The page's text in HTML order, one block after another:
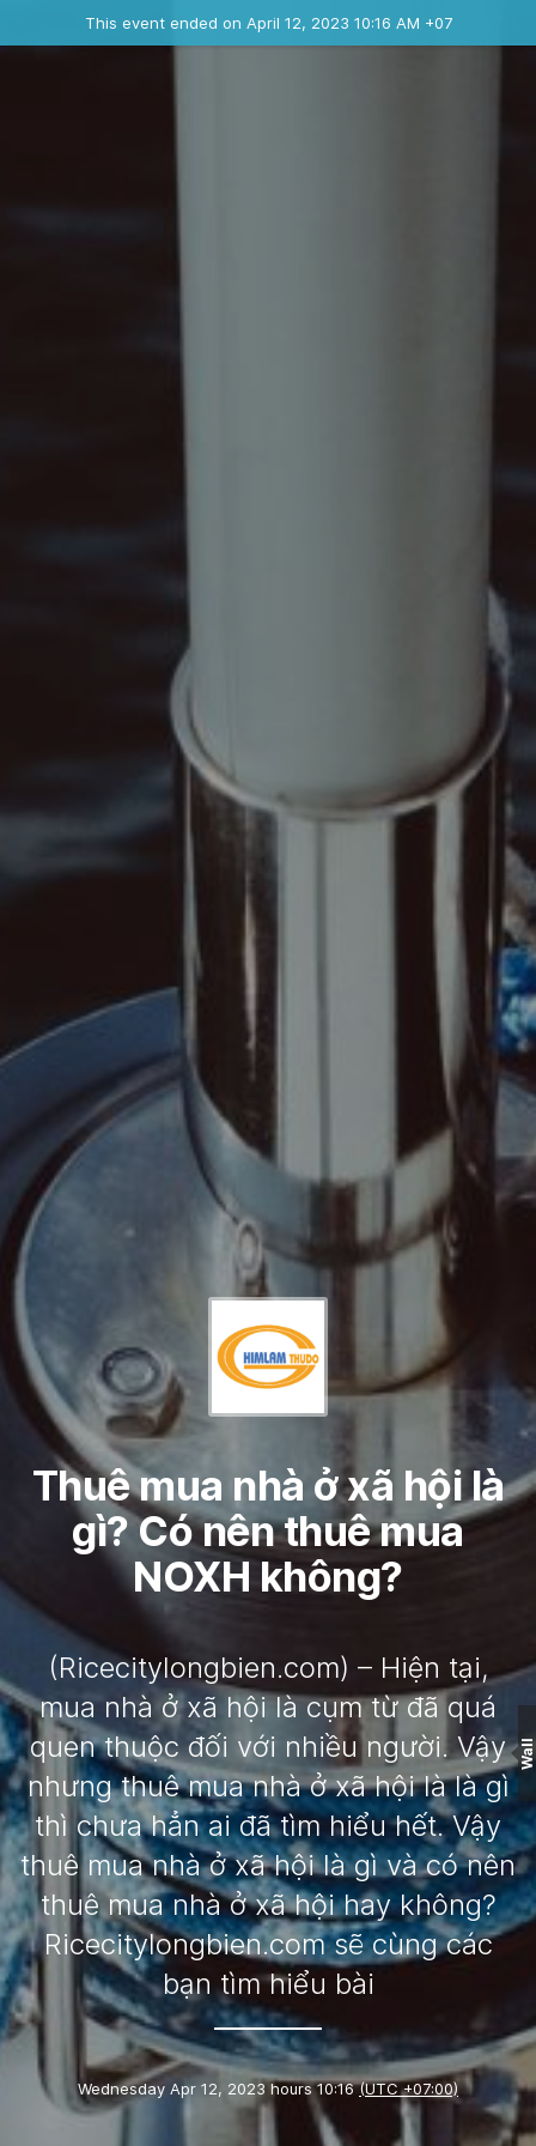
This event ended on April 12, 2023 10:16 AM +07
Thuê mua nhà ở xã hội là
gì? Có nên thuê mua
NOXH không?
(Ricecitylongbien.com) – Hiện tại,
mua nhà ở xã hội là cụm từ đã quá
quen thuộc đối với nhiều người. Vậy
nhưng thuê mua nhà ở xã hội là là gì
thì chưa hẳn ai đã tìm hiểu hết. Vậy
thuê mua nhà ở xã hội là gì và có nên
thuê mua nhà ở xã hội hay không?
Ricecitylongbien.com sẽ cùng các
bạn tìm hiểu bài
Wednesday Apr 12, 2023 hours 10:16(UTC +07:00)
Wall